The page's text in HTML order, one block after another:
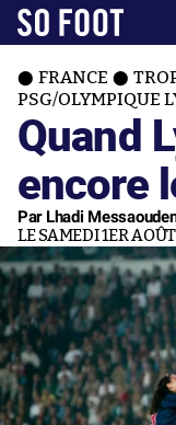
FRANCE
PSG/OLYMPIQUE
Quand
encore
Par Lhadi
LE SAMEDI 1ER